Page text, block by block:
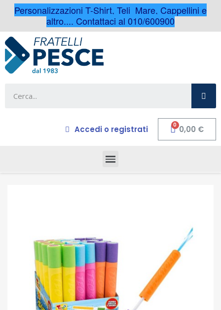
Personalizzazioni T-Shirt, Teli Mare, Cappellini e
altro.... Contattaci al 010/600900
Accedi o registrati 0,00 €